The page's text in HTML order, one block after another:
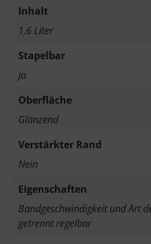
Inhalt
1,6 Liter
Stapelbar
Ja
Oberfläche
Glänzend
Verstärkter Rand
Nein
Eigenschaften
Bandgeschwindigkeit und Art
getrennt regelbar